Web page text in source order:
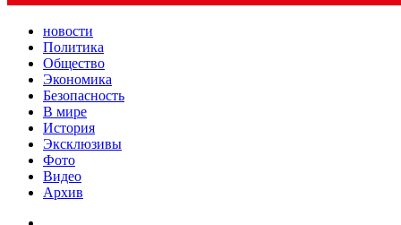
новости
Политика
Общество
Экономика
Безопасность
В мире
История
Эксклюзивы
Фото
Видео
Архив